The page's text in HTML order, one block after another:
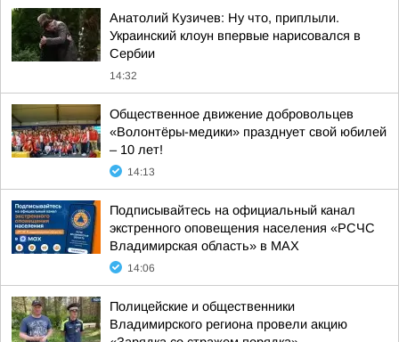
Анатолий Кузичев: Ну что, приплыли.
Украинский клоун впервые нарисовался в
Сербии
14:32
Общественное движение добровольцев
«Волонтёры-медики» празднует свой юбилей
– 10 лет!
14:13
Подписывайтесь на официальный канал
экстренного оповещения населения «РСЧС
Владимирская область» в МАХ
14:06
Полицейские и общественники
Владимирского региона провели акцию